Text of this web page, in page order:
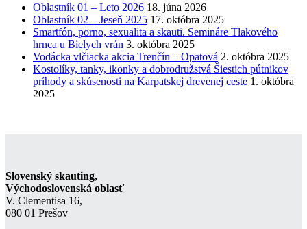
Oblastník 01 – Leto 2026 18. júna 2026
Oblastník 02 – Jeseň 2025 17. októbra 2025
Smartfón, porno, sexualita a skauti. Semináre Tlakového
hrnca u Bielych vrán 3. októbra 2025
Vodácka vlčiacka akcia Trenčín – Opatová 2. októbra 2025
Kostolíky, tanky, ikonky a dobrodružstvá Šiestich pútnikov
príhody a skúsenosti na Karpatskej drevenej ceste 1. októbra
2025
Slovenský skauting,
Východoslovenská oblasť
V. Clementisa 16,
080 01 Prešov